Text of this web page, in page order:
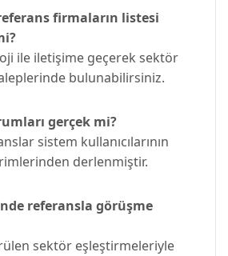
firmaların listesi
ile iletişime geçerek sektör
bulunabilirsiniz.
gerçek mi?
sistem kullanıcılarının
derlenmiştir.
referansla görüşme
sektör eşleştirmeleriyle